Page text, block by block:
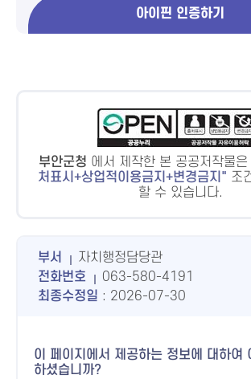
아이핀 인증하기
부안군청 에서 제작한 본 공공저작물은
처표시+상업적이용금지+변경금지
조
할 수 있습니다.
부서
자치행정담당관
전화번호
063-580-4191
최종수정일 : 2026-07-30
이 페이지에서 제공하는 정보에 대하여
하셨습니까?